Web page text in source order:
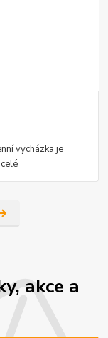
vycházka je
akce a